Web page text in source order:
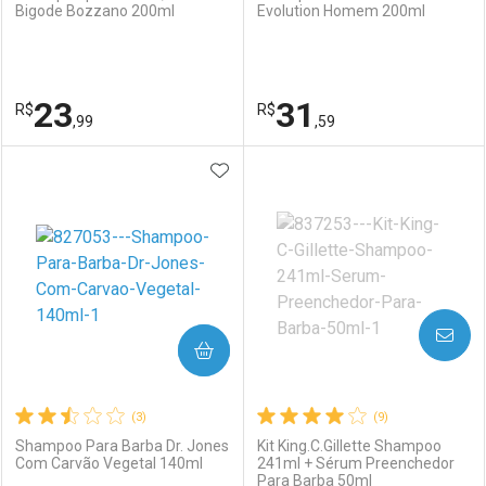
Bigode Bozzano 200ml
R$23,99
Laboratório
Por Menos
Evolution Homem 200ml
R$31 ,59
Laboratório
Por Menos
(3)
Shampoo Para Barba Dr. Jones
Com Carvão Vegetal 140ml
ADICIONAR AOS FAVORITOS
COMPRAR
(9)
Kit King.C.Gillette Shampoo
241ml + Sérum Preenchedor
Para Barba 50ml
AVISE-ME